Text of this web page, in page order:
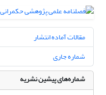
مقالات آماده انتشار
شماره جاری
شماره‌های پیشین نشریه